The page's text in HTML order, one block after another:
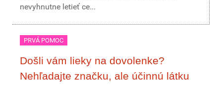
nevyhnutne letieť ce...
PRVÁ POMOC
Došli vám lieky na dovolenke?
Nehľadajte značku, ale účinnú látku